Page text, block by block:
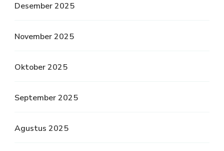
Desember 2025
November 2025
Oktober 2025
September 2025
Agustus 2025